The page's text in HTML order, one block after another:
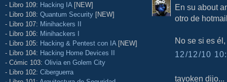
- Libro 109: Hacking IA [NEW]
- Libro 108: Quantum Security [NEW]
- Libro 107: Minihackers II
- Libro 106: Minihackers I
- Libro 105: Hacking & Pentest con IA [NEW]
- Libro 104: Hacking Home Devices II
- Cómic 103: Olivia en Golem City
- Libro 102: Ciberguerra
En su about
otro de
No se si es
12/12/10
tayoken dijo...